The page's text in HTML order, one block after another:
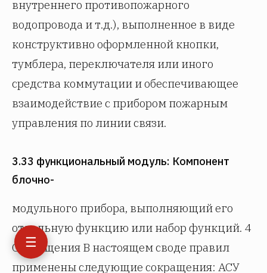
☰
внутреннего противопожарного
водопровода и т.д.), выполненное в виде
конструктивно оформленной кнопки,
тумблера, переключателя или иного
средства коммутации и обеспечивающее
взаимодействие с прибором пожарным
управления по линии связи.
3.33 функциональный модуль: Компонент
блочно-
модульного прибора, выполняющий его
отдельную функцию или набор функций. 4
Сокращения В настоящем своде правил
применены следующие сокращения: АСУ